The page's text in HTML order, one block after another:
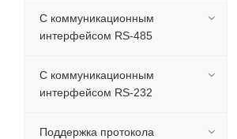
С коммуникационным
интерфейсом RS-485
С коммуникационным
интерфейсом RS-232
Поддержка протокола